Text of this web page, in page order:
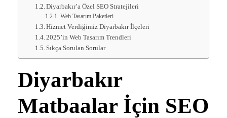
Diyarbakır’a Özel SEO Stratejileri
Web Tasarım Paketleri
Hizmet Verdiğimiz Diyarbakır İlçeleri
2025’in Web Tasarım Trendleri
Sıkça Sorulan Sorular
Diyarbakır
Matbaalar İçin SEO